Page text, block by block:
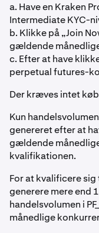
a. Have en Kraken
Intermediate KYC-
b. Klikke på „Join
gældende
c. Efter at have
perpetual futures-
Der kræves intet
Kun
genereret efter at
gældende
kvalifikationen.
For at kvalificere
generere mere end
handelsvolumen i
månedlige